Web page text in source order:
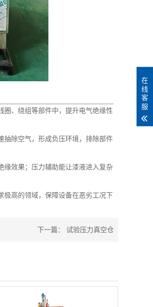
、绕组等部件中，提升电气绝缘性
除空气，形成负压环境，排除部件
效果；压力辅助能让漆液进入复杂
高的领域，保障设备在恶劣工况下
下一篇：试验压力真空仓
在
线
客
服